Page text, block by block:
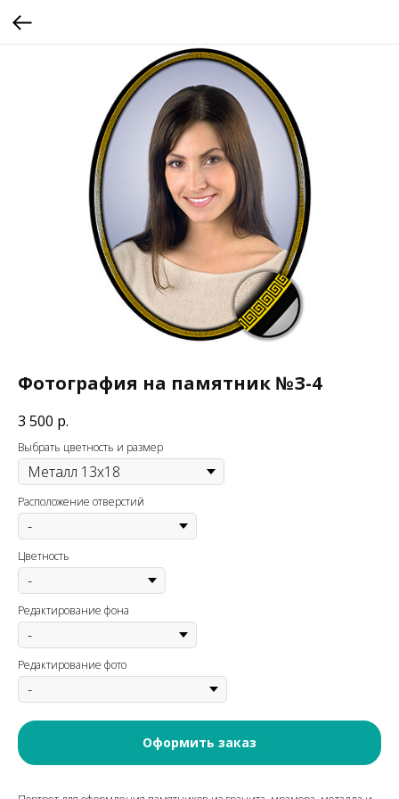
Фотография на памятник №З-4
3 500 р.
Выбрать цветность и размер
Расположение отверстий
Цветность
Редактирование фона
Редактирование фото
Оформить заказ